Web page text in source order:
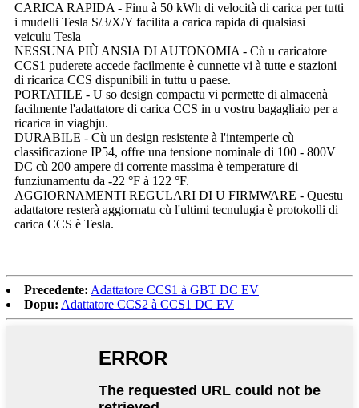
CARICA RAPIDA - Finu à 50 kWh di velocità di carica per tutti
i mudelli Tesla S/3/X/Y facilita a carica rapida di qualsiasi
veiculu Tesla
NESSUNA PIÙ ANSIA DI AUTONOMIA - Cù u caricatore
CCS1 puderete accede facilmente è cunnette vi à tutte e stazioni
di ricarica CCS dispunibili in tuttu u paese.
PORTATILE - U so design compactu vi permette di almacenà
facilmente l'adattatore di carica CCS in u vostru bagagliaio per a
ricarica in viaghju.
DURABILE - Cù un design resistente à l'intemperie cù
classificazione IP54, offre una tensione nominale di 100 - 800V
DC cù 200 ampere di corrente massima è temperature di
funziunamentu da -22 °F à 122 °F.
AGGIORNAMENTI REGULARI DI U FIRMWARE - Questu
adattatore resterà aggiornatu cù l'ultimi tecnulugia è protokolli di
carica CCS è Tesla.
Precedente: Adattatore CCS1 à GBT DC EV
Dopu: Adattatore CCS2 à CCS1 DC EV